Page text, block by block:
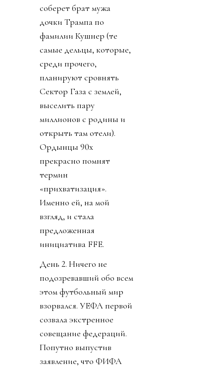
соберет брат мужа
дочки Трампа по
фамилии Кушнер (те
самые дельцы, которые,
среди прочего,
планируют сровнять
Сектор Газа с землей,
выселить пару
миллионов с родины и
открыть там отели).
Ордынцы 90х
прекрасно помнят
термин
«прихватизация».
Именно ей, на мой
взгляд, и стала
предложенная
инициатива FFE.
День 2. Ничего не
подозревавший обо всем
этом футбольный мир
взорвался. УЕФА первой
созвала экстренное
совещание федераций.
Попутно выпустив
заявление, что ФИФА